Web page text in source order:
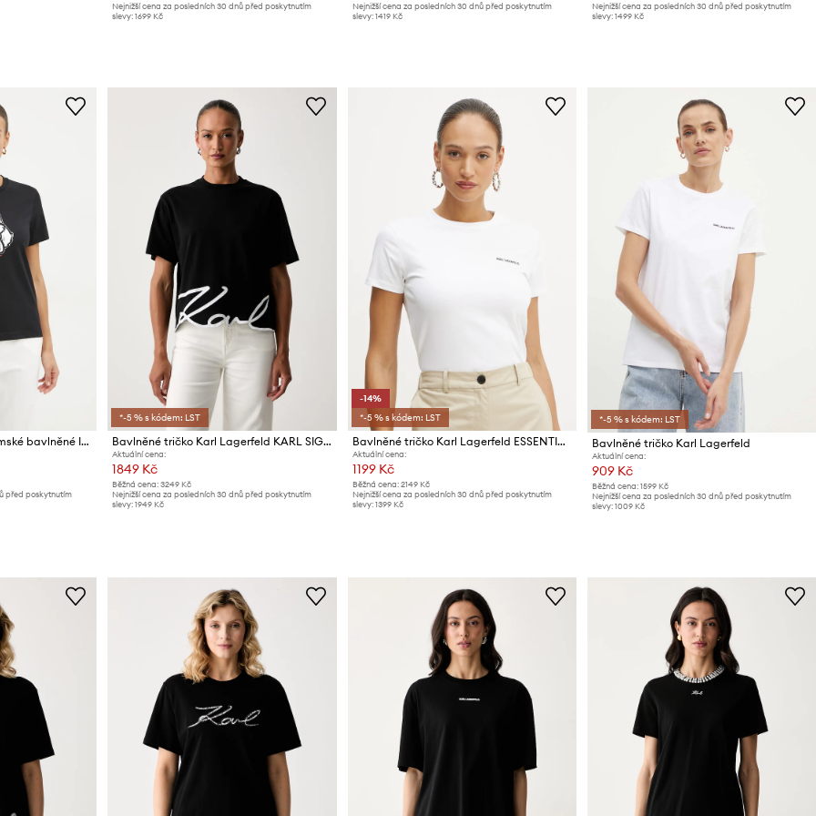
Nejnižší cena za posledních 30 dnů před poskytnutím
slevy: 1699 Kč
Nejnižší cena za posledních 30 dnů před poskytnutím
slevy: 1419 Kč
Nejnižší cena za posledních 30 dnů před poskytnutím
slevy: 1499 Kč
Karl Lagerfeld tričko dámské bavlněné IKON SKETCH
před poskytnutím
*-5 % s kódem: LST
Bavlněné tričko Karl Lagerfeld KARL SIGNATURE
Aktuální cena:
1849 Kč
Běžná cena: 3249 Kč
Nejnižší cena za posledních 30 dnů před poskytnutím
slevy: 1949 Kč
-14%
*-5 % s kódem: LST
Bavlněné tričko Karl Lagerfeld ESSENTIAL
Aktuální cena:
1199 Kč
Běžná cena: 2149 Kč
Nejnižší cena za posledních 30 dnů před poskytnutím
slevy: 1399 Kč
*-5 % s kódem: LST
Bavlněné tričko Karl Lagerfeld
Aktuální cena:
909 Kč
Běžná cena: 1599 Kč
Nejnižší cena za posledních 30 dnů před poskytnutím
slevy: 1009 Kč